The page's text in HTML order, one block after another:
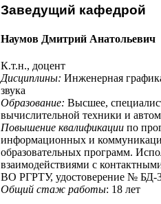
Заведущий кафедрой
Наумов Дмитрий Анатольевич
К.т.н., доцент
Дисциплины: Инженерная
звука
Образование: Высшее,
вычислительной техники и
Повышение квалификации по
информационных и
образовательных программ.
взаимодействиями с
ВО РГРТУ, удостоверение № БД-
Общий стаж работы: 18 лет